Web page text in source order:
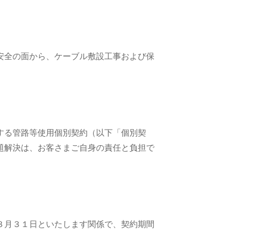
の面から、ケーブル敷設工事および保
管路等使用個別契約（以下「個別契
決は、お客さまご自身の責任と負担で
３１日といたします関係で、契約期間